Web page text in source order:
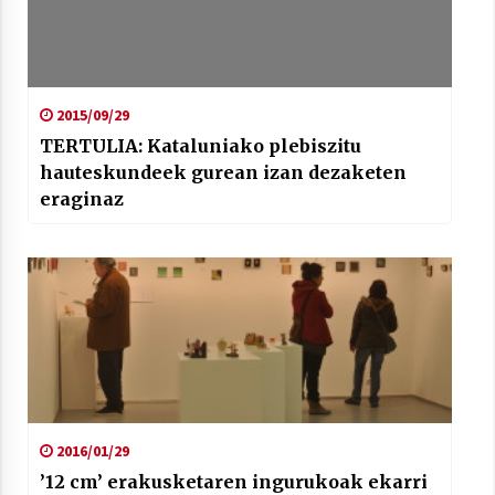
2015/09/29
TERTULIA: Kataluniako plebiszitu
hauteskundeek gurean izan dezaketen
eraginaz
2016/01/29
’12 cm’ erakusketaren ingurukoak ekarri